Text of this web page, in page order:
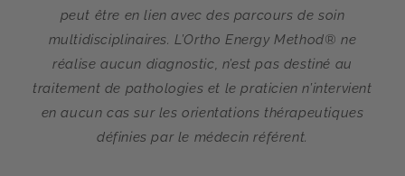
peut être en lien avec des parcours de soin
multidisciplinaires. L’Ortho Energy Method® ne
réalise aucun diagnostic, n’est pas destiné au
traitement de pathologies et le praticien n’intervient
en aucun cas sur les orientations thérapeutiques
définies par le médecin référent.